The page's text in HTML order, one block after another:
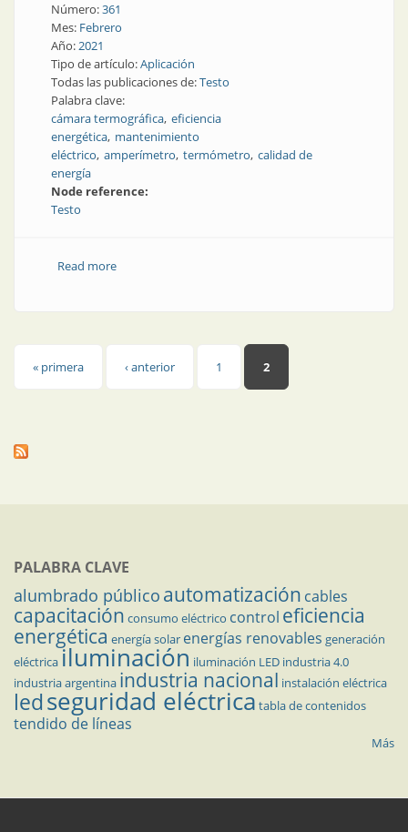
Número:361
Mes: Febrero
Año:2021
Tipo de artículo:Aplicación
Todas las publicaciones de:Testo
Palabra clave:
cámara termográfica eficiencia
energética mantenimiento
eléctrico amperímetro termómetro calidad de
energía
Node reference:
Testo
Read moreabout Termografía para el mantenimiento edilicio
Páginas
« primera ‹ anterior 1 2
PALABRA CLAVE
alumbrado público automatización cables
capacitación consumo eléctrico control eficiencia
energética energía solar energías renovables generación
eléctricailuminación iluminación LED industria 4.0
industria argentina industria nacional instalación eléctrica
ledseguridad eléctrica tabla de contenidos
tendido de líneas
Más